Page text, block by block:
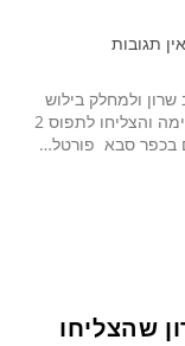
אין תגובות
ולמחלק בילוש
ומודיעין של תחנת כפר סבא שעשו עבודה מדהימה והצליחו לתפוס 2
בכפר סבא פורטל…
שהצליחו